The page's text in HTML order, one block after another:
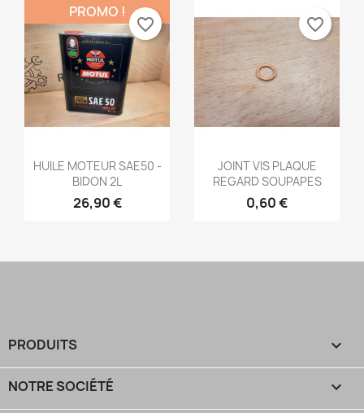
Aperçu rapide
HUILE MOTEUR SAE50 -
BIDON 2L
26,90 €
PROMO !
favorite_border
Aperçu rapide
JOINT VIS PLAQUE
REGARD SOUPAPES
0,60 €
favorite_border
PRODUITS 
NOTRE SOCIÉTÉ 